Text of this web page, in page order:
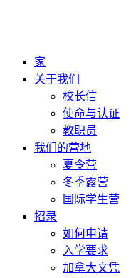
家
关于我们
校长信
使命与认证
教职员
我们的营地
夏令营
冬季露营
国际学生营
招录
如何申请
入学要求
加拿大文凭